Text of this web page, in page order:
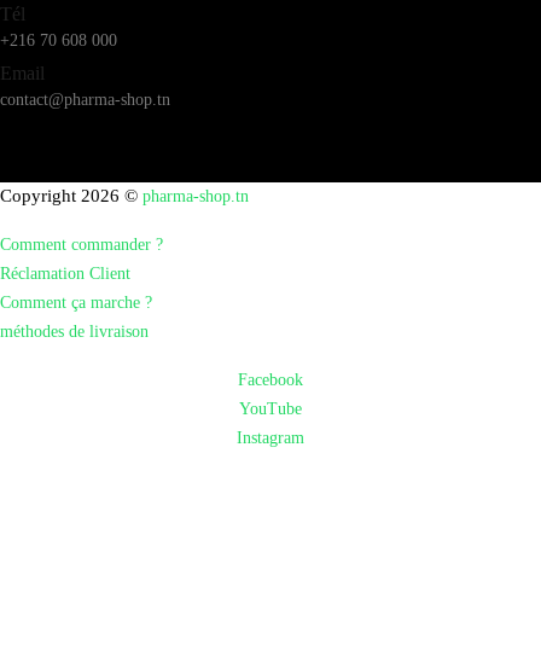
Tél
+216 70 608 000
Email
contact@pharma-shop.tn
Copyright 2026 © pharma-shop.tn
Comment commander ?
Réclamation Client
Comment ça marche ?
méthodes de livraison
Facebook
YouTube
Instagram